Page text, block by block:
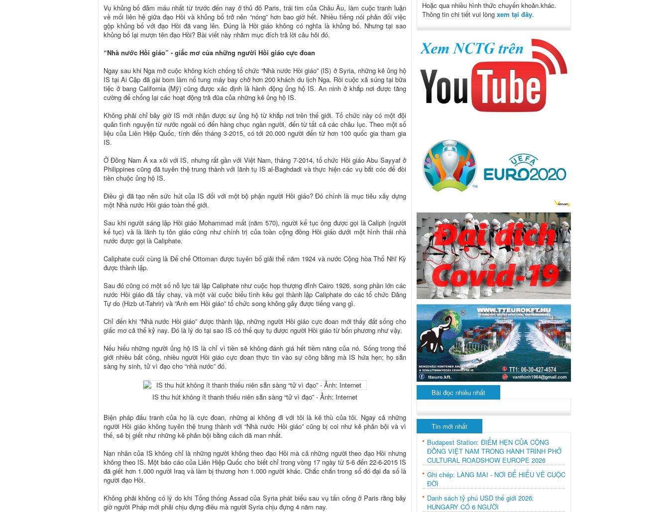
Vụ khủng bố đẫm máu nhất từ trước đến nay ở thủ đô Paris, trái tim của Châu Âu, làm cuộc tranh luận
về mối liên hệ giữa đạo Hồi và khủng bố trở nên “nóng” hơn bao giờ hết. Nhiều tiếng nói phản đối việc
gộp khủng bố với đạo Hồi đã vang lên. Đúng là Hồi giáo không có nghĩa là khủng bố. Nhưng tại sao
khủng bố lại mượn tên đạo Hồi? Bài viết này nhằm mục đích trả lời câu hỏi đó.
“Nhà nước Hồi giáo” - giấc mơ của những người Hồi giáo cực đoan
Ngay sau khi Nga mở cuộc không kích chống tổ chức “Nhà nước Hồi giáo” (IS) ở Syria, những kẻ ủng hộ
IS tại Ai Cập đã gài bom làm nổ tung máy bay chở hơn 200 khách du lịch Nga. Rồi cuộc xả súng tại bữa
tiệc ở bang California (Mỹ) cũng được xác định là hành động ủng hộ IS. An ninh ở khắp nơi được tăng
cường để chống lại các hoạt động trả đũa của những kẻ ủng hộ IS.
Không phải chỉ bây giờ IS mới nhận được sự ủng hộ từ khắp nơi trên thế giới. Tổ chức này có một đội
quân tình nguyện từ nước ngoài có đến hàng chục ngàn người, đến từ tất cả các châu lục. Theo một số
liệu của Liên Hiệp Quốc, tính đến tháng 3-2015, có tới 20.000 người đến từ hơn 100 quốc gia tham gia
IS.
Ở Đông Nam Á xa xôi với IS, nhưng rất gần với Việt Nam, tháng 7-2014, tổ chức Hồi giáo Abu Sayyaf ở
Philippines cũng đã tuyên thệ trung thành với lãnh tụ IS al-Baghdadi và thực hiện các vụ bắt cóc để đòi
tiền chuộc ủng hộ IS.
Điều gì đã tạo nên sức hút của IS đối với một bộ phận người Hồi giáo? Đó chính là mục tiêu xây dựng
một Nhà nước Hồi giáo toàn thế giới.
Sau khi người sáng lập Hồi giáo Mohammad mất (năm 570), người kế tục ông được gọi là Caliph (người
kế tục) và là lãnh tụ tôn giáo cũng như chính trị của toàn cộng đồng Hồi giáo dưới một hình thái nhà
nước được gọi là Caliphate.
Caliphate cuối cùng là Đế chế Ottoman được tuyên bố giải thể năm 1924 và nước Cộng hòa Thổ Nhĩ Kỳ
được thành lập.
Sau đó cũng có một số nỗ lực tái lập Caliphate như cuộc họp thượng đỉnh Cairo 1926, song phần lớn các
nước Hồi giáo đã tẩy chay, và một vài cuộc biểu tình kêu gọi thành lập Caliphate do các tổ chức Đảng
Tự do (Hizb ut-Tahrir) và “Anh em Hồi giáo” tổ chức song không gây được tiếng vang gì.
Chỉ đến khi “Nhà nước Hồi giáo” được thành lập, những người Hồi giáo cực đoan mới thấy đất sống cho
giấc mơ cả thế kỷ nay. Đó là lý do tại sao IS có thể quy tụ được người Hồi giáo từ bốn phương như vậy.
Nếu hiểu những người ủng hộ IS là chỉ vì tiền sẽ không đánh giá hết tiềm năng của nó. Sống trong thế
giới nhiều bất công, nhiều người Hồi giáo cực đoan thực tin vào sự công bằng mà IS hứa hẹn; họ sẵn
sàng hy sinh, tử vì đạo cho “nhà nước” đó.
IS thu hút không ít thanh thiếu niên sẵn sàng “tử vì đạo” - Ảnh: Internet
Biện pháp đấu tranh của họ là cực đoan, những ai không đi với tôi là kẻ thù của tôi. Ngay cả những
người Hồi giáo không tuyên thệ trung thành với “Nhà nước Hồi giáo” cũng bị coi như kẻ phản bội và vì
thế, sẽ bị giết như những kẻ phản bội bằng cách dã man nhất.
Nạn nhân của IS không chỉ là những người không theo đạo Hồi mà cả những người theo đạo Hồi nhưng
không theo IS. Một báo cáo của Liên Hiệp Quốc cho biết chỉ trong vòng 17 ngày từ 5-6 đến 22-6-2015 IS
đã giết hơn 1.000 người Iraq và làm bị thương hơn 1.000 người khác. Chắc chắn trong số đó đại đa số là
người đạo Hồi.
Không phải không có lý do khi Tổng thống Assad của Syria phát biểu sau vụ tấn công ở Paris rằng bây
giờ người Pháp mới phải chịu đựng điều mà người Syria chịu đựng 4 năm nay.
Hoặc qua nhiều hình thức chuyển khoản.khác.
Thông tin chi tiết vui lòng xem tại đây.
Bài đọc nhiều nhất
Tin mới nhất
Budapest Station: ĐIỂM HẸN CỦA CỘNG
ĐỒNG VIỆT NAM TRONG HÀNH TRÌNH PHỞ
CULTURAL ROADSHOW EUROPE 2026
Ghi chép: LÀNG MAI - NƠI ĐỂ HIỂU VỀ CUỘC
ĐỜI
Danh sách tỷ phú USD thế giới 2026:
HUNGARY CÓ 6 NGƯỜI